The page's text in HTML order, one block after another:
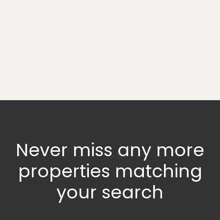
Never miss any more
properties matching
your search